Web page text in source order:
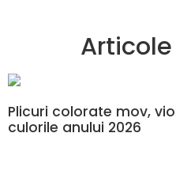
Plicuri colorate mov,
culorile anului 2026